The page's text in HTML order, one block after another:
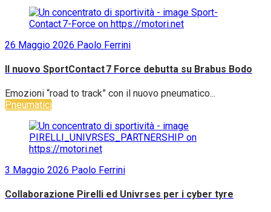
26 Maggio 2026 Paolo Ferrini
Il nuovo SportContact 7 Force debutta su Brabus Bodo
Emozioni “road to track” con il nuovo pneumatico...
Pneumatici
3 Maggio 2026 Paolo Ferrini
Collaborazione Pirelli ed Univrses per i cyber tyre